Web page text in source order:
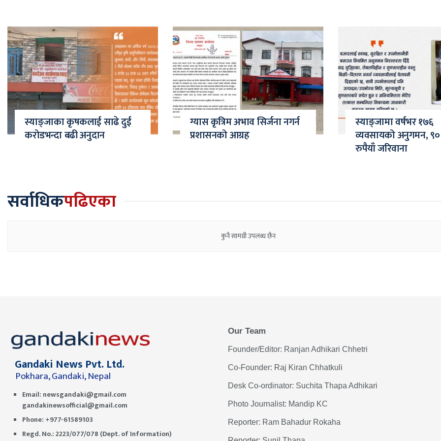
स्याङ्जाका कृषकलाई साढे दुई
करोडभन्दा बढी अनुदान
ग्यास कृत्रिम अभाव सिर्जना नगर्न
प्रशासनको आग्रह
स्याङ्जामा वर्षभर १७६
व्यवसायको अनुगमन,
रुपैयाँ जरिवाना
सर्वाधिकपढिएका
कुनै सामग्री उपलब्ध छैन
Gandaki News Pvt. Ltd.
Pokhara, Gandaki, Nepal
Email: newsgandaki@gmail.com
gandakinewsofficial@gmail.com
Phone: +977-61589103
Regd. No.: 2223/077/078 (Dept. of Information)
Our Team
Founder/Editor: Ranjan Adhikari Chhetri
Co-Founder: Raj Kiran Chhatkuli
Desk Co-ordinator: Suchita Thapa Adhikari
Photo Journalist: Mandip KC
Reporter: Ram Bahadur Rokaha